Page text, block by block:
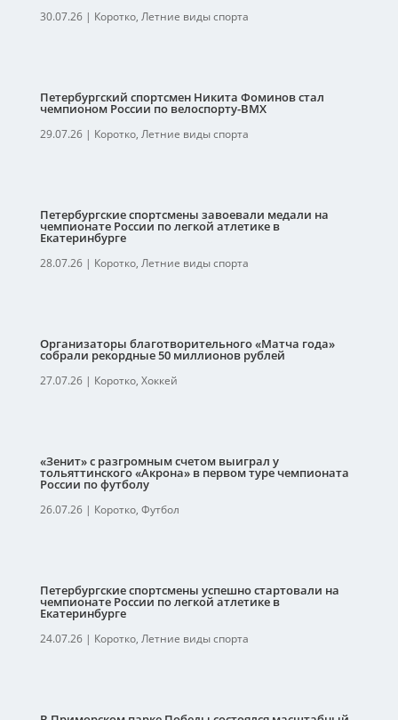
30.07.26| Коротко, Летние виды спорта
Петербургский спортсмен Никита Фоминов стал
чемпионом России по велоспорту-ВМХ
29.07.26| Коротко, Летние виды спорта
Петербургские спортсмены завоевали медали на
чемпионате России по легкой атлетике в
Екатеринбурге
28.07.26| Коротко, Летние виды спорта
Организаторы благотворительного «Матча года»
собрали рекордные 50 миллионов рублей
27.07.26| Коротко, Хоккей
«Зенит» с разгромным счетом выиграл у
тольяттинского «Акрона» в первом туре чемпионата
России по футболу
26.07.26| Коротко, Футбол
Петербургские спортсмены успешно стартовали на
чемпионате России по легкой атлетике в
Екатеринбурге
24.07.26| Коротко, Летние виды спорта